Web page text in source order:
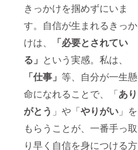
きっかけを掴めずにいま
す。自信が生まれるきっか
けは、
「必要とされてい
る」 という実感。私は、
「仕事」 等、自分が一生懸
命になれることで、「あり
がとう 」や「やりがい 」を
もらうことが、一番手っ取
り早く自信を身につける方